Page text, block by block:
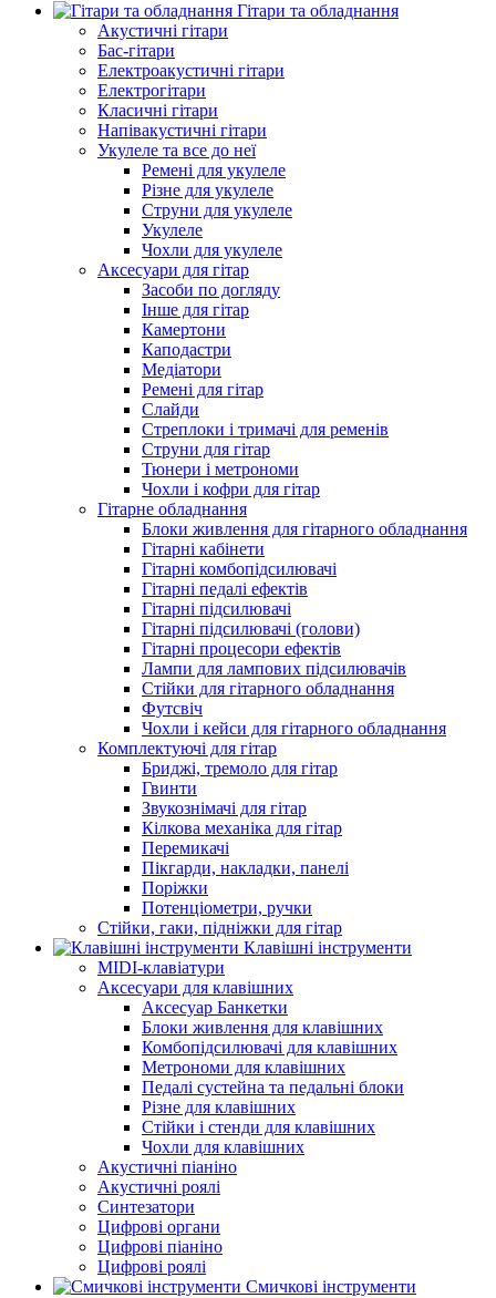
Гітари та обладнання
Акустичні гітари
Бас-гітари
Електроакустичні гітари
Електрогітари
Класичні гітари
Напівакустичні гітари
Укулеле та все до неї
Ремені для укулеле
Різне для укулеле
Струни для укулеле
Укулеле
Чохли для укулеле
Аксесуари для гітар
Засоби по догляду
Інше для гітар
Камертони
Каподастри
Медіатори
Ремені для гітар
Слайди
Стреплоки і тримачі для ременів
Струни для гітар
Тюнери і метрономи
Чохли і кофри для гітар
Гітарне обладнання
Блоки живлення для гітарного обладнання
Гітарні кабінети
Гітарні комбопідсилювачі
Гітарні педалі ефектів
Гітарні підсилювачі
Гітарні підсилювачі (голови)
Гітарні процесори ефектів
Лампи для лампових підсилювачів
Стійки для гітарного обладнання
Футсвіч
Чохли і кейси для гітарного обладнання
Комплектуючі для гітар
Бриджі, тремоло для гітар
Гвинти
Звукознімачі для гітар
Кілкова механіка для гітар
Перемикачі
Пікгарди, накладки, панелі
Поріжки
Потенціометри, ручки
Стійки, гаки, підніжки для гітар
Клавішні інструменти
MIDI-клавіатури
Аксесуари для клавішних
Аксесуар Банкетки
Блоки живлення для клавішних
Комбопідсилювачі для клавішних
Метрономи для клавішних
Педалі сустейна та педальні блоки
Різне для клавішних
Стійки і стенди для клавішних
Чохли для клавішних
Акустичні піаніно
Акустичні роялі
Синтезатори
Цифрові органи
Цифрові піаніно
Цифрові роялі
Смичкові інструменти